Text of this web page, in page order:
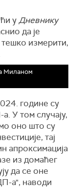
уДневнику
да је
измерити,
Миланом
године су
У том случају,
оно што су
тај
апроксимација
из домаћег
да се оне
а", наводи